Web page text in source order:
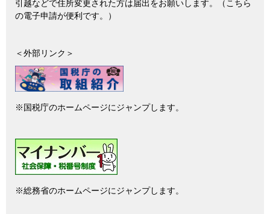
引越などで住所変更された方は届出をお願いします。（こちら
の電子申請が便利です。）
＜外部リンク＞
※国税庁のホームページにジャンプします。
※総務省のホームページにジャンプします。